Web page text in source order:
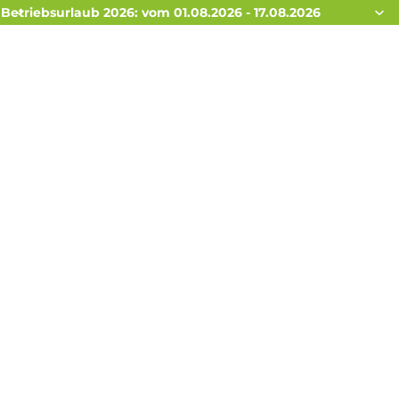
Betriebsurlaub 2026: vom 01.08.2026 - 17.08.2026